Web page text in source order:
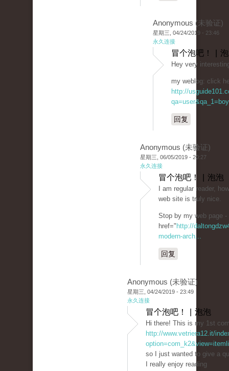
Anonymous (未验证)
星期三, 04/24/2019 - 23:46
永久连接
冒个泡吧！ |
Hey very
my weblog: click
http://
回复
Anonymous (未验证)
星期三, 06/05/2019 - 20:27
永久连接
冒个泡吧！ | 泡泡
I am regular reader,
web site is truly nice.
Stop by my web page -
href=" http://
modern-arch...
回复
Anonymous (未验证)
星期三, 04/24/2019 - 23:49
永久连接
冒个泡吧！ | 泡泡
Hi there! This is my 1st
http://www.vetriera12.it/
so I just wanted to give a
I really enjoy reading